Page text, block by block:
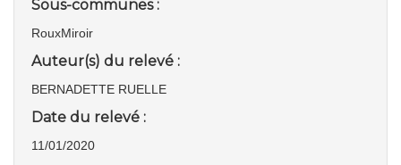
Sous-communes :
RouxMiroir
Auteur(s) du relevé :
BERNADETTE RUELLE
Date du relevé :
11/01/2020